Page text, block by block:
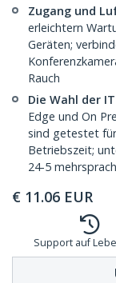
Zugang und
erleichtern
Geräten;
Rauch
Die Wahl der
Edge und On
sind getestet
Betriebszeit;
24-5
€ 11.06 EUR
Support auf